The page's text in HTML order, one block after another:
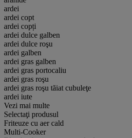
ardei
ardei copt
ardei copți
ardei dulce galben
ardei dulce roşu
ardei galben
ardei gras galben
ardei gras portocaliu
ardei gras roşu
ardei gras roşu tăiat cubuleţe
ardei iute
Vezi mai multe
Selectaţi produsul
Friteuze cu aer cald
Multi-Cooker